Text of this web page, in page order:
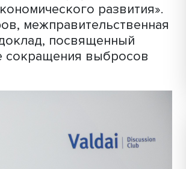
прошло в
экономики» XXIII
конференции.
руководитель
экономики и
двух лет «без
экономического